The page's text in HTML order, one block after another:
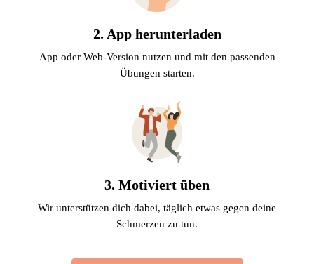
2. App herunterladen
App oder Web-Version nutzen und mit den passenden
Übungen starten.
3. Motiviert üben
Wir unterstützen dich dabei, täglich etwas gegen deine
Schmerzen zu tun.